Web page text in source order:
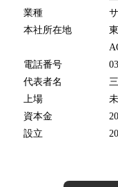
業種
本社所在地
電話番号
代表者名
上場
資本金
設立